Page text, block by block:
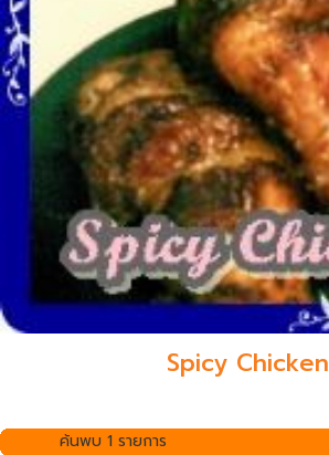
Spicy Chicken
ค้นพบ 1 รายการ